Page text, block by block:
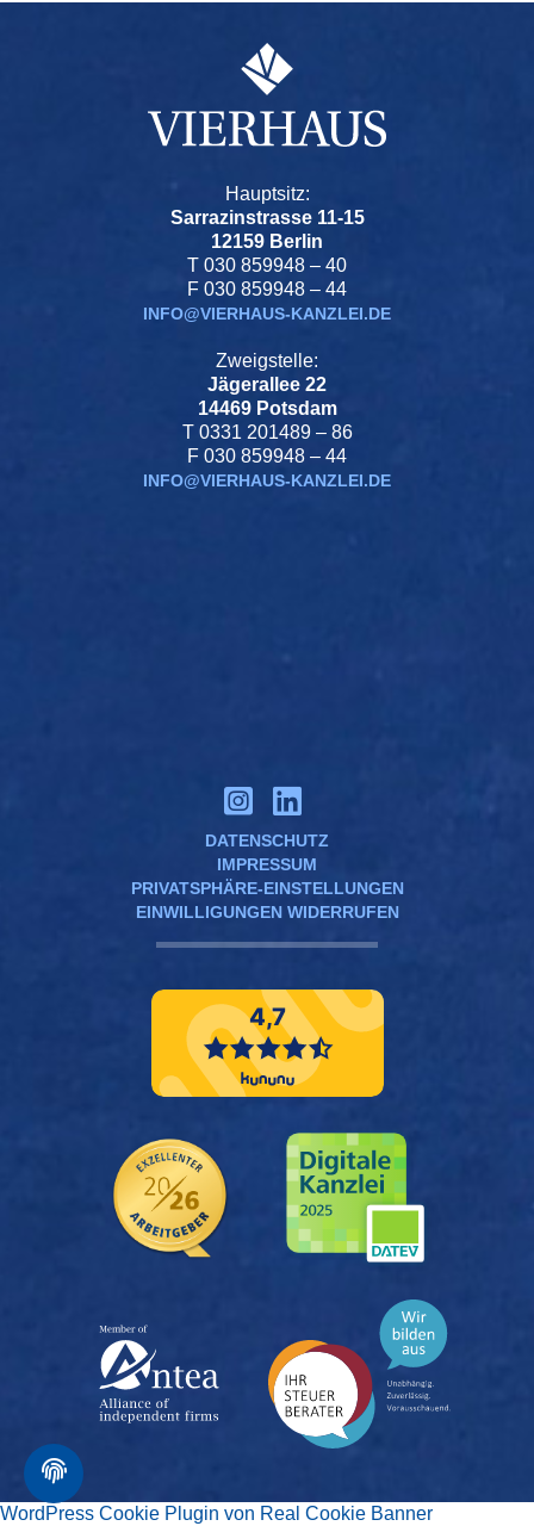
Hauptsitz:
Sarrazinstrasse 11-15
12159 Berlin
T 030 859948 – 40
F 030 859948 – 44
INFO@VIERHAUS-KANZLEI.DE
Zweigstelle:
Jägerallee 22
14469 Potsdam
T 0331 201489 – 86
F 030 859948 – 44
INFO@VIERHAUS-KANZLEI.DE
DATENSCHUTZ
IMPRESSUM
PRIVATSPHÄRE-EINSTELLUNGEN
EINWILLIGUNGEN WIDERRUFEN
WordPress Cookie Plugin von Real Cookie Banner